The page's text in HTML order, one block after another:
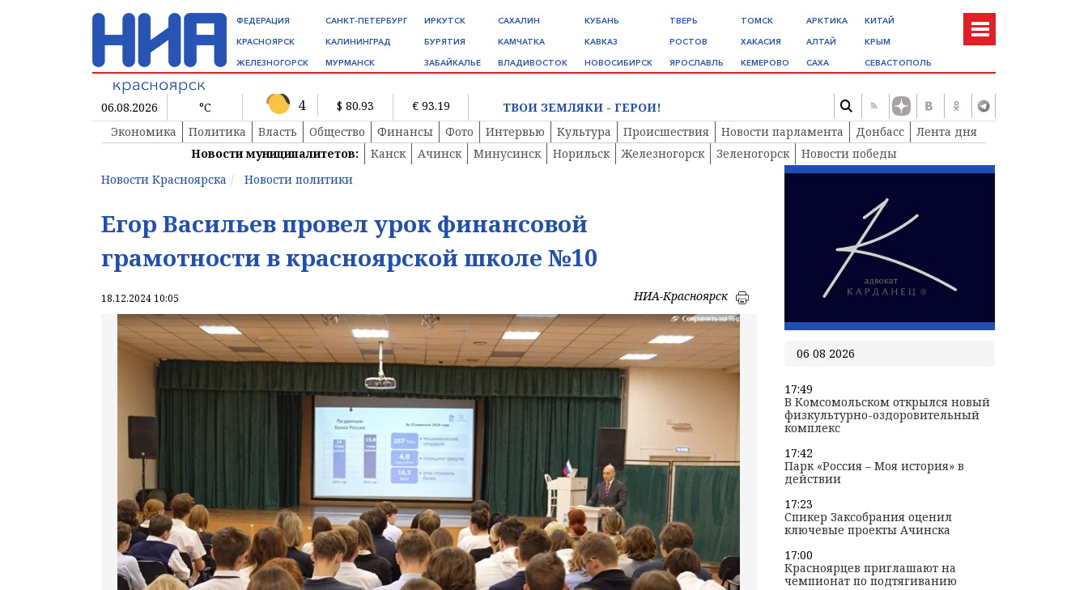
ФЕДЕРАЦИЯ
КРАСНОЯРСК
ЖЕЛЕЗНОГОРСК
САНКТ-ПЕТЕРБУРГ
КАЛИНИНГРАД
МУРМАНСК
ИРКУТСК
БУРЯТИЯ
ЗАБАЙКАЛЬЕ
САХАЛИН
КАМЧАТКА
ВЛАДИВОСТОК
КУБАНЬ
КАВКАЗ
НОВОСИБИРСК
ТВЕРЬ
РОСТОВ
ЯРОСЛАВЛЬ
ТОМСК
ХАКАСИЯ
КЕМЕРОВО
АРКТИКА
АЛТАЙ
САХА
КИТАЙ
КРЫМ
СЕВАСТОПОЛЬ
06.08.2026 °C 4 $ 80.93 € 93.19
ТВОИ ЗЕМЛЯКИ - ГЕРОИ!
Экономика
Политика Власть Общество Финансы Фото Интервью Культура Происшествия Новости парламента Донбасс
Лента дня
Новости муниципалитетов:
Канск Ачинск Минусинск Норильск Железногорск Зеленогорск
Новости победы
Новости Красноярска
Новости политики
Егор Васильев провел урок финансовой
грамотности в красноярской школе №10
18.12.2024 10:05 НИА-Красноярск
06 08 2026
17:49
В Комсомольском открылся новый
физкультурно-оздоровительный
комплекс
17:42
Парк «Россия – Моя история» в
действии
17:23
Спикер Заксобрания оценил
ключевые проекты Ачинска
17:00
Красноярцев приглашают на
чемпионат по подтягиванию